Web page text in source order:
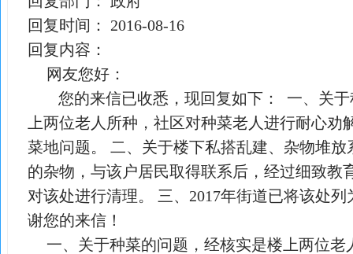
回复时间：
2016-08-16
回复内容：
网友您好：
您的来信已收悉，现回复如下： 一、关
上两位老人所种，社区对种菜老人进行耐心
菜地问题。 二、关于楼下私搭乱建、杂物堆
的杂物，与该户居民取得联系后，经过细致教
对该处进行清理。 三、2017年街道已将该处
谢您的来信！
一、关于种菜的问题，经核实是楼上两位